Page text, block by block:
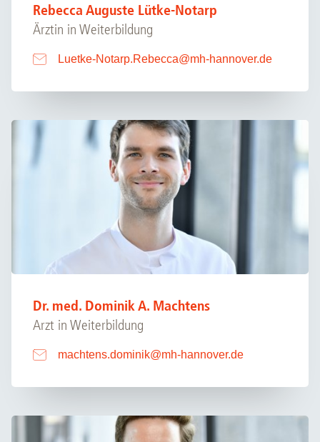
Rebecca Auguste Lütke-Notarp
Ärztin in Weiterbildung
Luetke-Notarp.Rebecca@mh-hannover.de
Dr. med. Dominik A. Machtens
Arzt in Weiterbildung
machtens.dominik@mh-hannover.de